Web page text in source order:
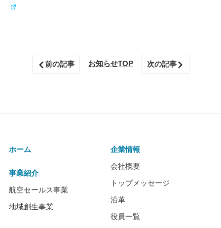
前の記事 お知らせTOP 次の記事
ホーム
事業紹介
航空セールス事業
地域創生事業
企業情報
会社概要
トップメッセージ
沿革
役員一覧